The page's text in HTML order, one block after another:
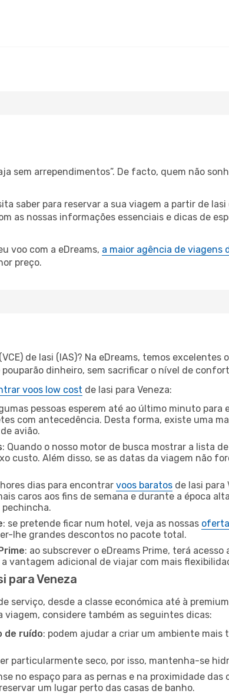
sem arrependimentos”. De facto, quem não
saber para reservar a sua viagem a partir de
as nossas informações essenciais e dicas de
voo com a eDreams, a maior agência de viagens
preço.
de Iasi (IAS)? Na eDreams, temos
dinheiro, sem sacrificar o nível de
voos low cost de Iasi para Veneza:
pessoas esperem até ao último minuto
com antecedência. Desta forma, existe uma
avião.
: Quando o nosso motor de busca mostrar a lista
custo. Além disso, se as datas da viagem não
dias para encontrar voos baratos de Iasi
caros aos fins de semana e durante a época
pechincha.
: se pretende ficar num hotel, veja as nossas
lhe grandes descontos no pacote total.
: ao subscrever o eDreams Prime, terá
vantagem adicional de viajar com mais
para Veneza
serviço, desde a classe económica até à
considere também as seguintes dicas:
de ruído: podem ajudar a criar um ambiente
particularmente seco, por isso, mantenha-se
no espaço para as pernas e na proximidade
um lugar perto das casas de banho.